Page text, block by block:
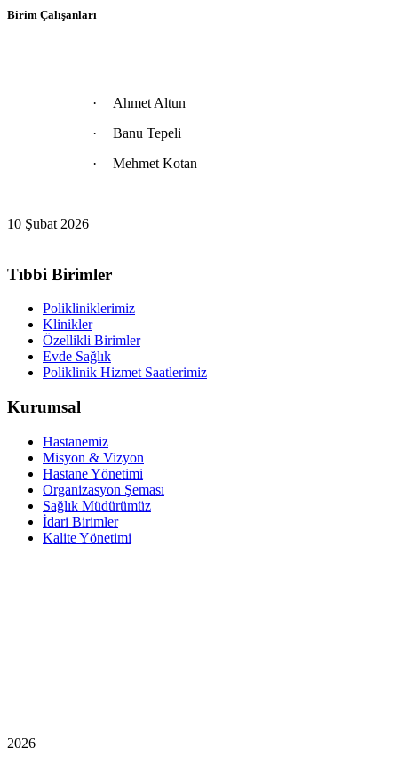
Birim Çalışanları
·
Ahmet Altun
·
Banu Tepeli
·
Mehmet Kotan
10 Şubat 2026
Tıbbi Birimler
Polikliniklerimiz
Klinikler
Özellikli Birimler
Evde Sağlık
Poliklinik Hizmet Saatlerimiz
Kurumsal
Hastanemiz
Misyon & Vizyon
Hastane Yönetimi
Organizasyon Şeması
Sağlık Müdürümüz
İdari Birimler
Kalite Yönetimi
2026